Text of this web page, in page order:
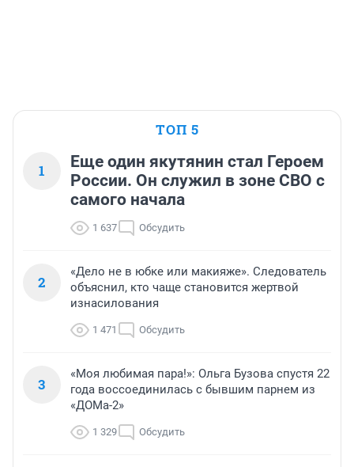
ТОП 5
1
Еще один якутянин стал Героем
России. Он служил в зоне СВО с
самого начала
1 637 Обсудить
2
«Дело не в юбке или макияже». Следователь
объяснил, кто чаще становится жертвой
изнасилования
1 471 Обсудить
3
«Моя любимая пара!»: Ольга Бузова спустя 22
года воссоединилась с бывшим парнем из
«ДОМа-2»
1 329 Обсудить